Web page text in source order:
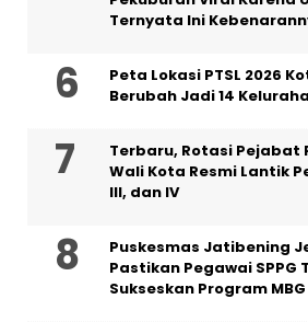
Ternyata Ini
Peta Lokasi PTSL 2026
Berubah Jadi 14
‎Terbaru, Rotasi Pejabat
Wali Kota Resmi Lantik
III, dan IV ‎
Puskesmas Jatibening
Pastikan Pegawai SPPG
Sukseskan Program MBG